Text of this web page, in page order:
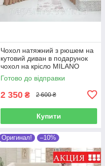
Чохол натяжний з рюшем на
кутовий диван в подарунок
чохол на крісло MILANO
бежевий
Готово до відправки
2 350 ₴ 2 600 ₴
Купити
Оригинал! –10%